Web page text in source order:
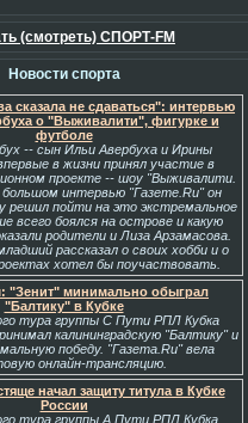
(смотреть) СПОРТ-FM
Новости спорта
сказала не сдаваться": интервью
о "Выживалити", фигурке и
футболе
-- сын Ильи Авербуха и Ирины
в жизни принял участие в
проекте -- шоу "Выживалити.
большом интервью "Газете.Ru" он
решил пойти на это экстремальное
всего боялся на острове и какую
родители и Лиза Арзамасова.
рассказал о своих хобби и о
хотел бы поучаствовать.
"Зенит" минимально обыграл
"Балтику" в Кубке
тура группы С Пути РПЛ Кубка
калининградскую "Балтику" и
победу. "Газета.Ru" вела
онлайн-трансляцию.
начал защиту титула в Кубке
России
тура группы А Пути РПЛ Кубка